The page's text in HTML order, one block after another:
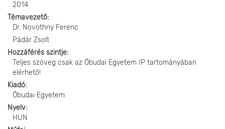
2014
Témavezető
Dr. Novothny Ferenc
Pádár Zsolt
Hozzáférés szintje
Teljes szöveg csak az Óbudai Egyetem IP tartományában
elérhető!
Kiadó
Óbudai Egyetem
Nyelv
HUN